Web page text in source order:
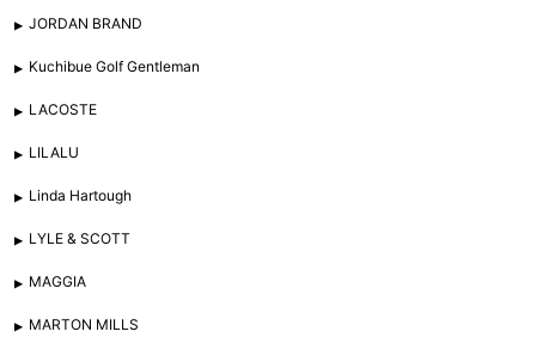
JORDAN BRAND
Kuchibue Golf Gentleman
LACOSTE
LILALU
Linda Hartough
LYLE & SCOTT
MAGGIA
MARTON MILLS